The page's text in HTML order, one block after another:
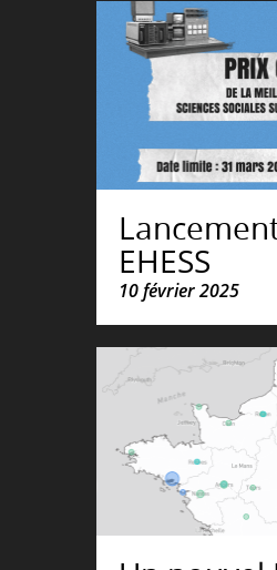
EHESS
10 février 2025